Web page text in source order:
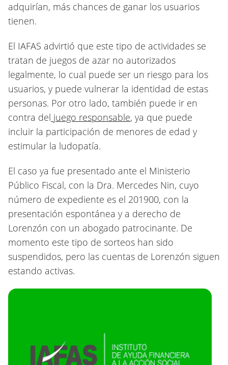
adquirían, más chances de ganar los usuarios
tienen.
El IAFAS advirtió que este tipo de actividades se
tratan de juegos de azar no autorizados
legalmente, lo cual puede ser un riesgo para los
usuarios, y puede vulnerar la identidad de estas
personas. Por otro lado, también puede ir en
contra del juego responsable, ya que puede
incluir la participación de menores de edad y
estimular la ludopatía.
El caso ya fue presentado ante el Ministerio
Público Fiscal, con la Dra. Mercedes Nin, cuyo
número de expediente es el 201900, con la
presentación espontánea y a derecho de
Lorenzón con un abogado patrocinante. De
momento este tipo de sorteos han sido
suspendidos, pero las cuentas de Lorenzón siguen
estando activas.